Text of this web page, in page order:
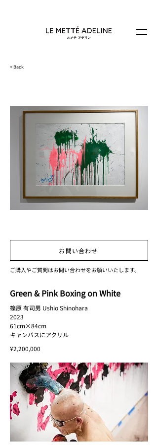
< Back
お問い合わせ
ご購入やご質問はお問い合わせをお願いいたします。
Green & Pink Boxing on White
篠原 有司男 Ushio Shinohara
2023
61cm×84cm
キャンバスにアクリル
¥2,200,000